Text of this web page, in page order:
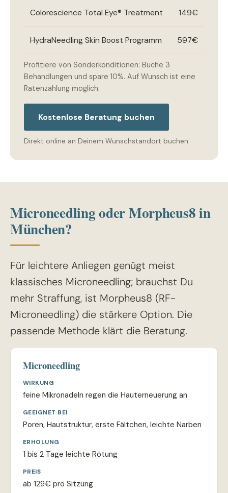
Colorescience Total Eye® Treatment 149€
HydraNeedling Skin Boost Programm 597€
Profitiere von Sonderkonditionen: Buche 3
Behandlungen und spare 10%. Auf Wunsch ist eine
Ratenzahlung möglich.
Kostenlose Beratung buchen
Direkt online an Deinem Wunschstandort buchen
Microneedling oder Morpheus8 in
München?
Für leichtere Anliegen genügt meist
klassisches Microneedling; brauchst Du
mehr Straffung, ist Morpheus8 (RF-
Microneedling) die stärkere Option. Die
passende Methode klärt die Beratung.
Microneedling
WIRKUNG
feine Mikronadeln regen die Hauterneuerung an
GEEIGNET BEI
Poren, Hautstruktur, erste Fältchen, leichte Narben
ERHOLUNG
1 bis 2 Tage leichte Rötung
PREIS
ab 129€ pro Sitzung